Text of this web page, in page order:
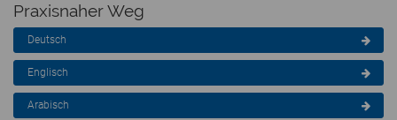
Praxisnaher Weg
Deutsch
Englisch
Arabisch